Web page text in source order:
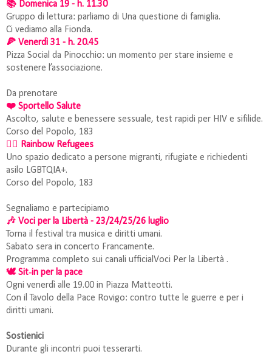
📚 Domenica 19 - h. 11.30
Gruppo di lettura: parliamo di Una questione di famiglia.
Ci vediamo alla Fionda.
🍕 Venerdì 31 - h. 20.45
Pizza Social da Pinocchio: un momento per stare insieme e
sostenere l’associazione.
Da prenotare
❤️ Sportello Salute
Ascolto, salute e benessere sessuale, test rapidi per HIV e sifilide.
Corso del Popolo, 183
🏳️‍🌈 Rainbow Refugees
Uno spazio dedicato a persone migranti, rifugiate e richiedenti
asilo LGBTQIA+.
Corso del Popolo, 183
Segnaliamo e partecipiamo
🎶 Voci per la Libertà - 23/24/25/26 luglio
Torna il festival tra musica e diritti umani.
Sabato sera in concerto Francamente.
Programma completo sui canali ufficialVoci Per la Libertà .
🕊️ Sit‑in per la pace
Ogni venerdì alle 19.00 in Piazza Matteotti.
Con il Tavolo della Pace Rovigo: contro tutte le guerre e per i
diritti umani.
Sostienici
Durante gli incontri puoi tesserarti.